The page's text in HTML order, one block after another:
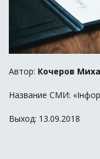
Автор: Кочеров
Название СМИ:
Выход: 13.09.2018